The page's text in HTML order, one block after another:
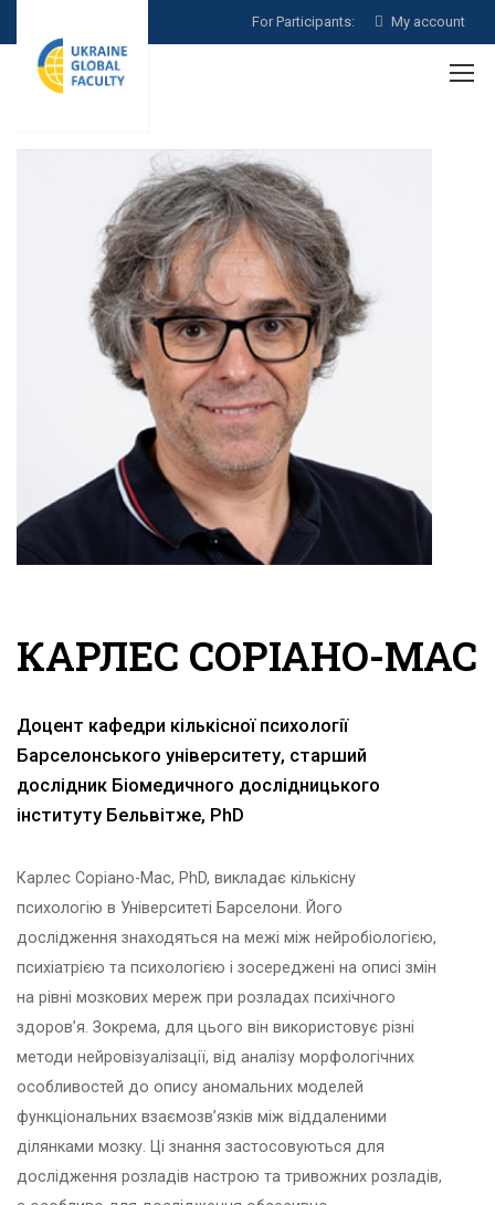
For Participants: My account
КАРЛЕС СОРІАНО-МАС
Доцент кафедри кількісної психології
Барселонського університету, старший
дослідник Біомедичного дослідницького
інституту Бельвітже, PhD
Карлес Соріано-Мас, PhD, викладає кількісну
психологію в Університеті Барселони. Його
дослідження знаходяться на межі між нейробіологією,
психіатрією та психологією і зосереджені на описі змін
на рівні мозкових мереж при розладах психічного
здоров’я. Зокрема, для цього він використовує різні
методи нейровізуалізації, від аналізу морфологічних
особливостей до опису аномальних моделей
функціональних взаємозв’язків між віддаленими
ділянками мозку. Ці знання застосовуються для
дослідження розладів настрою та тривожних розладів,